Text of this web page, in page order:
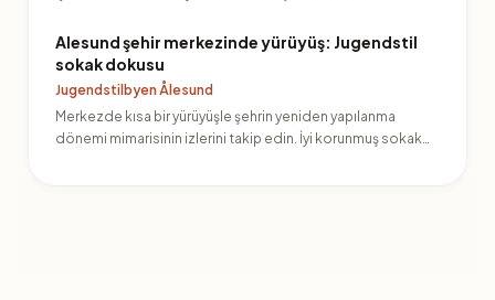
Alesund şehir merkezinde yürüyüş: Jugendstil
sokak dokusu
Jugendstilbyen Ålesund
Merkezde kısa bir yürüyüşle şehrin yeniden yapılanma
dönemi mimarisinin izlerini takip edin. İyi korunmuş sokak